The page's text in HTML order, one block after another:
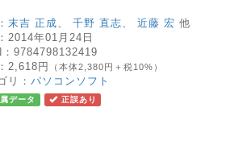
末吉 正成 千野 直志 近藤 宏 他
2014年01月24日
9784798132419
2,618円 （本体2,380円＋税10%）
リ： パソコンソフト
データ 正誤あり